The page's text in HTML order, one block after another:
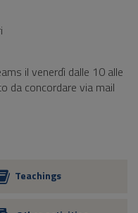
il venerdì dalle 10 alle
da concordare via mail
Teachings